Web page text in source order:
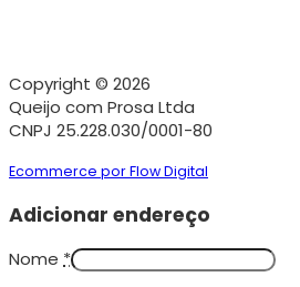
Copyright © 2026
Queijo com Prosa Ltda
CNPJ 25.228.030/0001-80
Ecommerce por Flow Digital
Adicionar endereço
Nome *